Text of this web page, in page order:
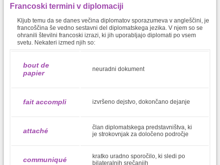
Francoski termini v diplomaciji
Kljub temu da se danes večina diplomatov sporazumeva v angleščini, je
francoščina še vedno sestavni del diplomatskega jezika. V njem so se
ohranili številni francoski izrazi, ki jih uporabljajo diplomati po vsem
svetu. Nekateri izmed njih so:
bout de
papier
neuradni dokument
fait accompli izvršeno dejstvo, dokončano dejanje
attaché
član diplomatskega predstavništva, ki
je strokovnjak za določeno področje
communiqué
kratko uradno sporočilo, ki sledi po
bilateralnih srečanjih